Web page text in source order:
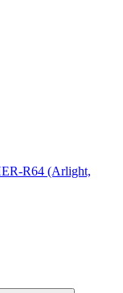
R64 (Arlight,